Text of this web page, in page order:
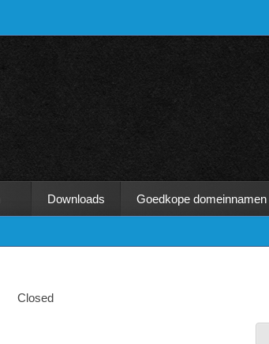
Downloads Goedkope domeinnamen
Closed